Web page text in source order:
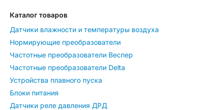
Каталог товаров
Датчики влажности и температуры воздуха
Нормирующие преобразователи
Частотные преобразователи Веспер
Частотные преобразователи Delta
Устройства плавного пуска
Блоки питания
Датчики реле давления ДРД